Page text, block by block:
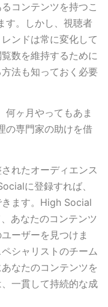
コンテンツを持つこ
す。しかし、視聴者
ンドは常に変化して
数を維持するために
法も知っておく必要
何ヶ月やってもあま
の専門家の助けを借
れたオーディエンス
に登録すれば、
ます。High Social
あなたのコンテンツ
ーザーを見つけま
シャリストのチーム
なたのコンテンツを
一貫して持続的な成